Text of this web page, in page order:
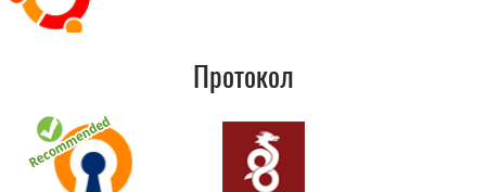
Протокол